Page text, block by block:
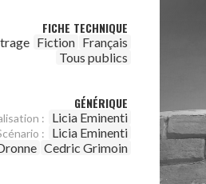
FICHE TECHNIQUE
Fiction Français
Tous publics
GÉNÉRIQUE
: Licia Eminenti
: Licia Eminenti
Cedric Grimoin